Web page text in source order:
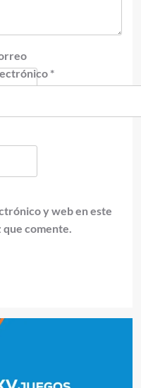
*
y web en este
que comente.